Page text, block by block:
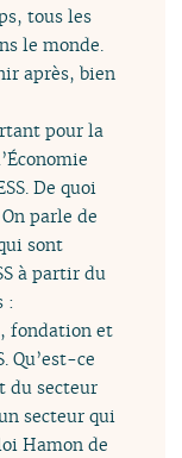
tous les
le monde.
après, bien
pour la
De quoi
parle de
sont
à partir du
:
fondation et
Qu’est-ce
du secteur
secteur qui
Hamon de